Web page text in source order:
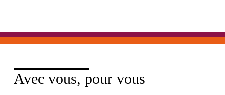
Avec vous, pour vous